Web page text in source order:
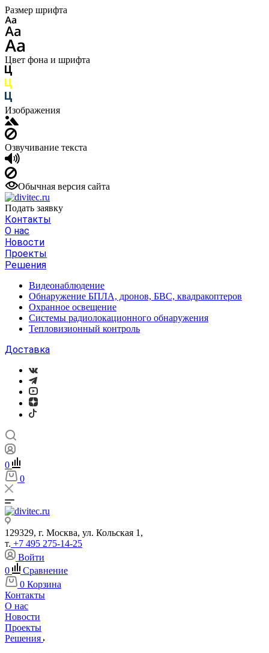
Размер шрифта
Цвет фона и шрифта
Изображения
Озвучивание текста
Обычная версия сайта
Подать заявку
Контакты
О нас
Новости
Проекты
Решения
Видеонаблюдение
Обнаружение БПЛА, дронов, БВС, квадракоптеров
Охранное освещение
Системы радиолокационного обнаружения
Тепловизионный контроль
Доставка
0
0
129329, г. Москва, ул. Кольская 1,
т. +7 495 275-14-25
Войти
0
Сравнение
0 Корзина
Контакты
О нас
Новости
Проекты
Решения